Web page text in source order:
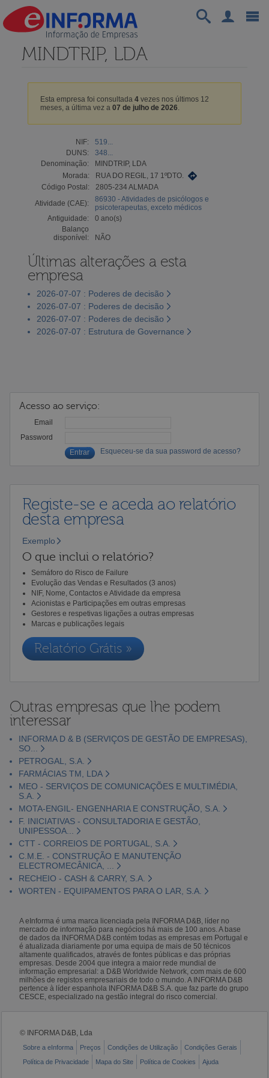
MINDTRIP, LDA
Esta empresa foi consultada 4vezes nos últimos 12
meses, a última vez a 07 de julho de 2026.
NIF:
519...
DUNS:
348...
Denominação:
MINDTRIP, LDA
Morada:
RUA DO REGIL, 17 1ºDTO.
Código Postal:
2805-234 ALMADA
Atividade (CAE):
86930 - Atividades de psicólogos e
psicoterapeutas, exceto médicos
Antiguidade:
0 ano(s)
Balanço
disponível:
NÃO
Últimas alterações a esta
empresa
2026-07-07 : Poderes de decisão
2026-07-07 : Poderes de decisão
2026-07-07 : Poderes de decisão
2026-07-07 : Estrutura de Governance
Acesso ao serviço:
Email
Password
Esqueceu-se da sua password de acesso?
Registe-se e aceda ao relatório
desta empresa
Exemplo
O que inclui o relatório?
Semáforo do Risco de Failure
Evolução das Vendas e Resultados (3 anos)
NIF, Nome, Contactos e Atividade da empresa
Acionistas e Participações em outras empresas
Gestores e respetivas ligações a outras empresas
Marcas e publicações legais
Relatório Grátis »
Outras empresas que lhe podem
interessar
INFORMA D & B (SERVIÇOS DE GESTÃO DE EMPRESAS),
SO...
PETROGAL, S.A.
FARMÁCIAS TM, LDA
MEO - SERVIÇOS DE COMUNICAÇÕES E MULTIMÉDIA,
S.A.
MOTA-ENGIL- ENGENHARIA E CONSTRUÇÃO, S.A.
F. INICIATIVAS - CONSULTADORIA E GESTÃO,
UNIPESSOA...
CTT - CORREIOS DE PORTUGAL, S.A.
C.M.E. - CONSTRUÇÃO E MANUTENÇÃO
ELECTROMECÂNICA, ...
RECHEIO - CASH & CARRY, S.A.
WORTEN - EQUIPAMENTOS PARA O LAR, S.A.
A eInforma é uma marca licenciada pela INFORMA D&B, líder no
mercado de informação para negócios há mais de 100 anos. A base
de dados da INFORMA D&B contém todas as empresas em Portugal e
é atualizada diariamente por uma equipa de mais de 50 técnicos
altamente qualificados, através de fontes públicas e das próprias
empresas. Desde 2004 que integra a maior rede mundial de
informação empresarial: a D&B Worldwide Network, com mais de 600
milhões de registos empresariais de todo o mundo. A INFORMA D&B
pertence à líder espanhola INFORMA D&B S.A. que faz parte do grupo
CESCE, especializado na gestão integral do risco comercial.
© INFORMA D&B, Lda
Sobre a eInforma Preços Condições de Utilização
Condições Gerais
Política de Privacidade
Mapa do Site Política de Cookies Ajuda